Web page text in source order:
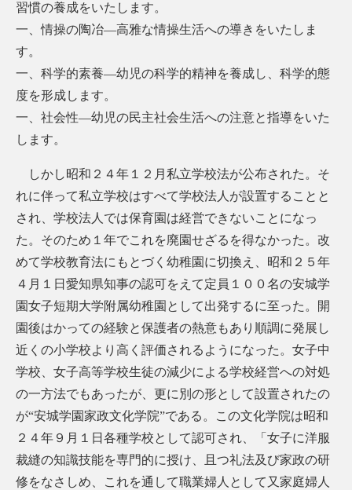
習慣の養成をいたします。
一、情操の陶冶―高雅な情操生活への導きをいたしま
す。
一、科学的素養―幼児の科学的精神を養成し、科学的態
度を形成します。
一、社会性―幼児の民主社会生活への注意と指導をいた
します。
しかし昭和２４年１２月私立学校法が公布された。そ
れに伴って私立学校はすべて学校法人が設置することと
され、学校法人では保育園は経営できないことになっ
た。そのため１年でこれを廃園せざるを得なかった。改
めて学校教育法にもとづく幼稚園に切換え、昭和２５年
４月１日愛知県知事の認可をえて定員１００名の安城学
園女子短期大学附属幼稚園として出発するに至った。開
園後はかっての経験と保護者の熱意もあり順調に発展し
近くの小学校より高く評価されるようになった。女子中
学校、女子高等学校生徒の減少による学校経営への対処
の一方法でもあったが、更に別の形として設置されたの
が“安城学園家政文化学院”である。この文化学院は昭和
２４年９月１日各種学校として認可され、「女子に洋服
裁縫の知識技能を専門的に授け、且つ礼法及び家政の研
修をなさしめ、これを通して職業婦人として又家庭婦人